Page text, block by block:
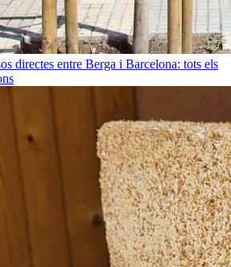
directes entre Berga i Barcelona: tots els